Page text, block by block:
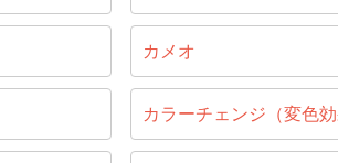
カメオ
カラーチェンジ（変色効